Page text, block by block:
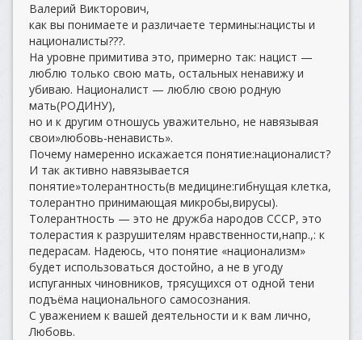
Валерий Викторович,
как вы понимаете и различаете термины:нацисты и
националисты???.
На уровне примитива это, примерно так: нацист —
люблю только свою мать, остальных ненавижу и
убиваю. Националист — люблю свою родную
мать(РОДИНУ),
но и к другим отношусь уважительно, не навязывая
свои»любовь-ненависть».
Почему намеренно искажается понятие:националист?
И так активно навязывается
понятие»толерантность(в медицине:гибнущая клетка,
толерантно принимающая микробы,вирусы).
Толерантность — это не дружба народов СССР, это
толерастия к разрушителям нравственности,напр.,: к
педерасам. Надеюсь, что понятие «национализм»
будет использоваться достойно, а не в угоду
испуганных чиновников, трясущихся от одной тени
подъёма национального самосознания.
С уважением к вашей деятельности и к вам лично,
Любовь.